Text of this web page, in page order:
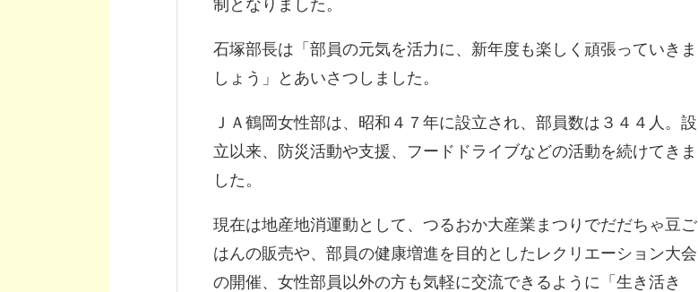
制となりました。
石塚部長は「部員の元気を活力に、新年度も楽しく頑張っていきま
しょう」とあいさつしました。
ＪＡ鶴岡女性部は、昭和４７年に設立され、部員数は３４４人。設
立以来、防災活動や支援、フードドライブなどの活動を続けてきま
した。
現在は地産地消運動として、つるおか大産業まつりでだだちゃ豆ご
はんの販売や、部員の健康増進を目的としたレクリエーション大会
の開催、女性部員以外の方も気軽に交流できるように「生き活き